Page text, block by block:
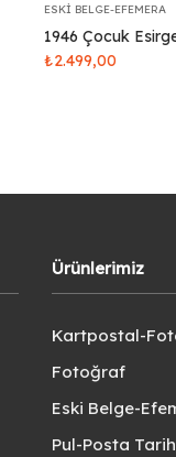
ESKI BELGE-EFEMERA
1946 Çocuk
₺2.499,00
Ürünlerimiz
Kartpostal-
Fotoğraf
Eski Belge-
Pul-Posta